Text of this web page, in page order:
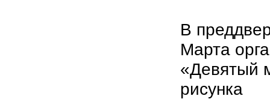
В
Марта
«Девятый
рисунка